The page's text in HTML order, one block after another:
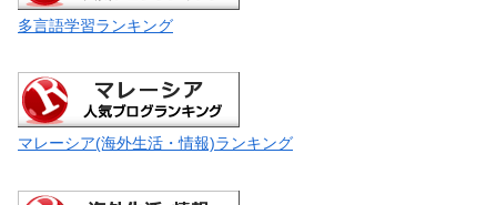
多言語学習ランキング
マレーシア(海外生活・情報)ランキング